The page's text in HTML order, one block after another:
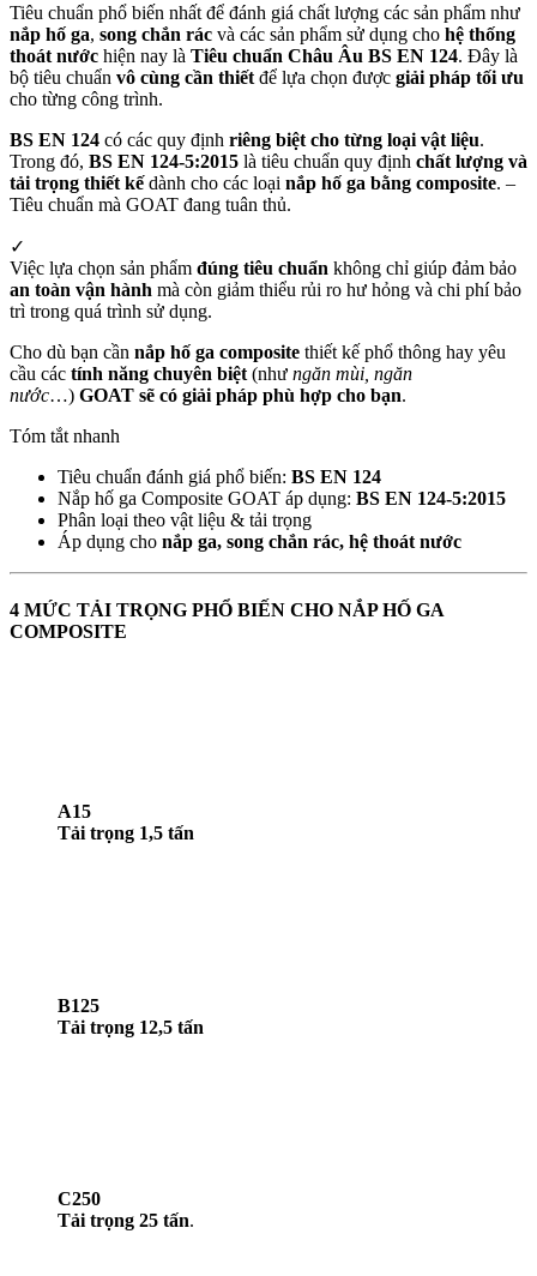
Tiêu chuẩn phổ biến nhất để đánh giá chất lượng các sản phẩm như
nắp hố ga, song chắn rác và các sản phẩm sử dụng cho hệ thống
thoát nước hiện nay là Tiêu chuẩn Châu Âu BS EN 124. Đây là
bộ tiêu chuẩn vô cùng cần thiết để lựa chọn được giải pháp tối ưu
cho từng công trình.
BS EN 124 có các quy định riêng biệt cho từng loại vật liệu.
Trong đó, BS EN 124-5:2015 là tiêu chuẩn quy định chất lượng và
tải trọng thiết kếdành cho các loại nắp hố ga bằng composite. –
Tiêu chuẩn mà GOAT đang tuân thủ.
✓
Việc lựa chọn sản phẩm đúng tiêu chuẩn không chỉ giúp đảm bảo
an toàn vận hành mà còn giảm thiểu rủi ro hư hỏng và chi phí bảo
trì trong quá trình sử dụng.
Cho dù bạn cần nắp hố ga composite thiết kế phổ thông hay yêu
cầu các tính năng chuyên biệt (như ngăn mùi, ngăn
nước…) GOAT sẽ có giải pháp phù hợp cho bạn.
Tóm tắt nhanh
Tiêu chuẩn đánh giá phổ biến: BS EN 124
Nắp hố ga Composite GOAT áp dụng: BS EN 124-5:2015
Phân loại theo vật liệu & tải trọng
Áp dụng cho nắp ga, song chắn rác, hệ thoát nước
4 MỨC TẢI TRỌNG PHỔ BIẾN CHO NẮP HỐ GA
COMPOSITE
A15
Tải trọng 1,5 tấn
B125
Tải trọng 12,5 tấn
C250
Tải trọng 25 tấn.